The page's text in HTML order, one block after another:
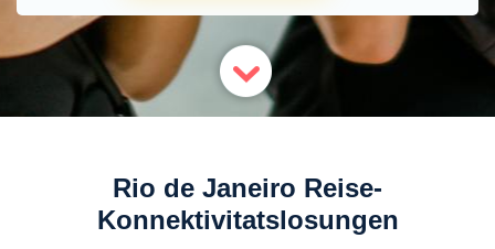
Rio de Janeiro Reise-
Konnektivitatslosungen